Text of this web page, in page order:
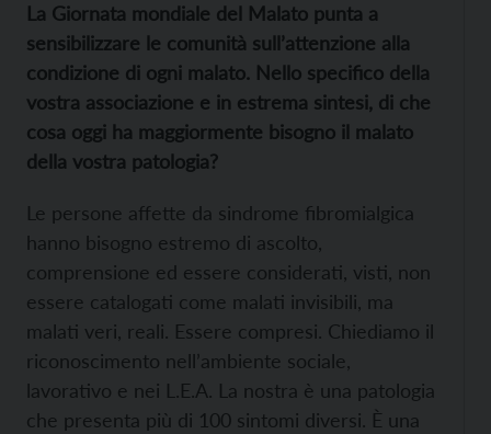
La Giornata mondiale del Malato punta a
sensibilizzare le comunità sull’attenzione alla
condizione di ogni malato. Nello specifico della
vostra associazione e in estrema sintesi, di che
cosa oggi ha maggiormente bisogno il malato
della vostra patologia?
Le persone affette da sindrome fibromialgica
hanno bisogno estremo di ascolto,
comprensione ed essere considerati, visti, non
essere catalogati come malati invisibili, ma
malati veri, reali. Essere compresi. Chiediamo il
riconoscimento nell’ambiente sociale,
lavorativo e nei L.E.A. La nostra è una patologia
che presenta più di 100 sintomi diversi. È una